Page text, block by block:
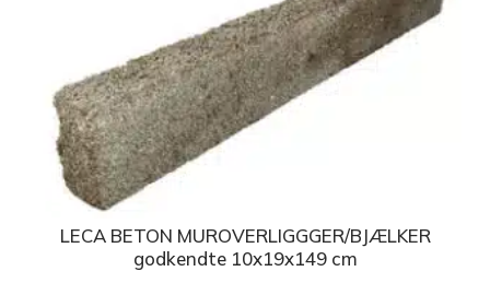
LECA BETON MUROVERLIGGGER/BJÆLKER
godkendte 10x19x149 cm